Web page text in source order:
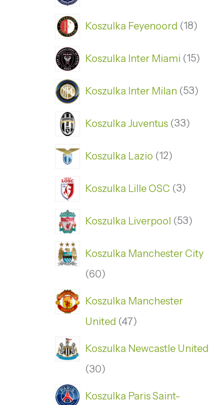
Koszulka Feyenoord 18
Koszulka Inter Miami 15
Koszulka Inter Milan 53
Koszulka Juventus 33
Koszulka Lazio 12
Koszulka Lille OSC 3
Koszulka Liverpool 53
Koszulka Manchester City
60
Koszulka Manchester
United
47
Koszulka Newcastle United
30
Koszulka Paris Saint-